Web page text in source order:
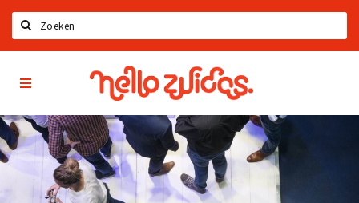
Home
Latest news
Upcoming events
Zuidas Jobs
Offers & Deals
Hello
Zuidas
App